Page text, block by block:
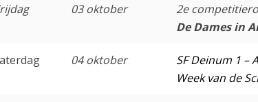
03 oktober
2e
De Dames in
04 oktober
SF Deinum 1 –
Week van de